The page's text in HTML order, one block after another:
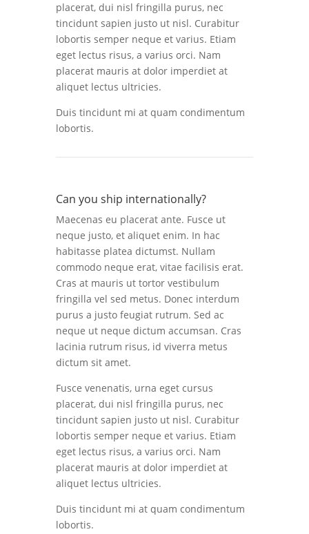
placerat, dui nisl fringilla purus, nec
tincidunt sapien justo ut nisl. Curabitur
lobortis semper neque et varius. Etiam
eget lectus risus, a varius orci. Nam
placerat mauris at dolor imperdiet at
aliquet lectus ultricies.
Duis tincidunt mi at quam condimentum
lobortis.
Can you ship internationally?
Maecenas eu placerat ante. Fusce ut
neque justo, et aliquet enim. In hac
habitasse platea dictumst. Nullam
commodo neque erat, vitae facilisis erat.
Cras at mauris ut tortor vestibulum
fringilla vel sed metus. Donec interdum
purus a justo feugiat rutrum. Sed ac
neque ut neque dictum accumsan. Cras
lacinia rutrum risus, id viverra metus
dictum sit amet.
Fusce venenatis, urna eget cursus
placerat, dui nisl fringilla purus, nec
tincidunt sapien justo ut nisl. Curabitur
lobortis semper neque et varius. Etiam
eget lectus risus, a varius orci. Nam
placerat mauris at dolor imperdiet at
aliquet lectus ultricies.
Duis tincidunt mi at quam condimentum
lobortis.